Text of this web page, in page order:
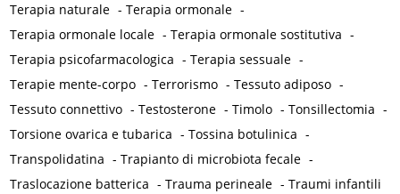
Terapia naturale -Terapia ormonale -
Terapia ormonale locale -Terapia ormonale sostitutiva -
Terapia psicofarmacologica -Terapia sessuale -
Terapie mente-corpo -Terrorismo -Tessuto adiposo -
Tessuto connettivo -Testosterone -Timolo -Tonsillectomia -
Torsione ovarica e tubarica -Tossina botulinica -
Transpolidatina -Trapianto di microbiota fecale -
Traslocazione batterica -Trauma perineale -Traumi infantili